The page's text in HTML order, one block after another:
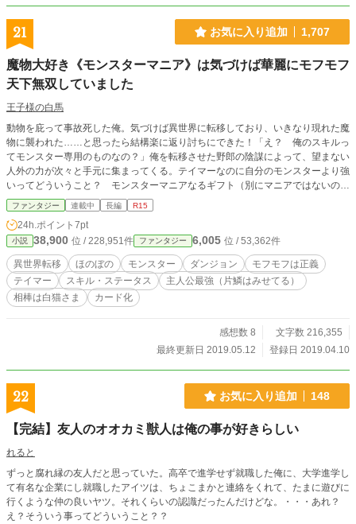
21 お気に入り追加 1,707
魔物大好き《モンスターマニア》は気づけば華麗にモフモフ
天下無双していました
王子様の白馬
動物を庇って事故死した俺。気づけば異世界に転移しており、いきなり現れた魔
物に襲われた……と思ったら結構楽に返り討ちにできた！「え？ 俺のスキルっ
てモンスター専用のものなの？」俺を転移させた野郎の陰謀によって、望まない
人外の力が次々と手元に集まってくる。テイマーなのに自分のモンスターより強
いってどういうこと？ モンスターマニアなるギフト（別にマニアではないのだ
が）とモンスターカード収集（全138種）のせいで神経をすり減らす毎日。正
直、チートは他の方にお譲りしたい所存でございます。そんな地道にテイマー目
指してモフモフパラダイスしたい俺が、いつの間にか俺Tueeeしちゃってる話。
（※小説家になろうで連載中のものです。ほぼ毎日投稿中です。プロローグ部分
は①②に分けました）4/16【アクション】スキル→【アクティブ】スキルに変
更。
ファンタジー 連載中 長編 R15
24h.ポイント 7pt
小説 38,900 位 / 228,951件 ファンタジー 6,005 位 / 53,362件
異世界転移 ほのぼの モンスター ダンジョン
モフモフは正義
テイマー
スキル・ステータス
主人公最強（片鱗はみせてる）
相棒は白猫さま
カード化
感想数 8
文字数 216,355
最終更新日 2019.05.12
登録日 2019.04.10
22 お気に入り追加 148
【完結】友人のオオカミ獣人は俺の事が好きらしい
れると
ずっと腐れ縁の友人だと思っていた。高卒で進学せず就職した俺に、大学進学し
て有名な企業にし就職したアイツは、ちょこまかと連絡をくれて、たまに遊びに
行くような仲の良いヤツ。それくらいの認識だったんだけどな。・・・あれ？
え？そういう事ってどういうこと？？